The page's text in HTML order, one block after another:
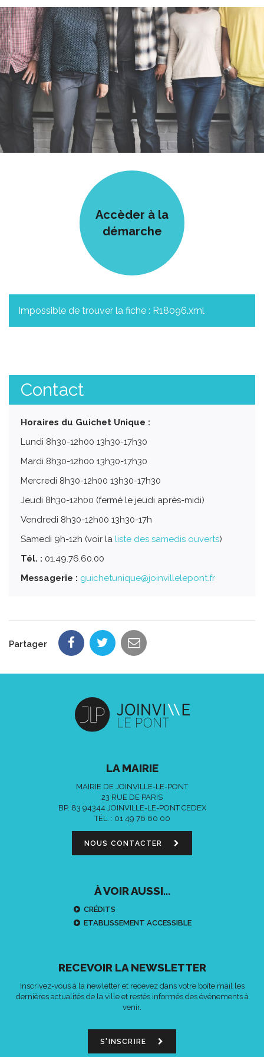
Accèder à la
démarche
Impossible de trouver la fiche : R18096.xml
Contact
Horaires du Guichet Unique :
Lundi 8h30-12h00 13h30-17h30
Mardi 8h30-12h00 13h30-17h30
Mercredi 8h30-12h00 13h30-17h30
Jeudi 8h30-12h00 (fermé le jeudi après-midi)
Vendredi 8h30-12h00 13h30-17h
Samedi 9h-12h (voir la liste des samedis ouverts)
Tél. : 01.49.76.60.00
Messagerie : guichetunique@joinvillelepont.fr
Partager
LA MAIRIE
MAIRIE DE JOINVILLE-LE-PONT
23 RUE DE PARIS
BP. 83 94344 JOINVILLE-LE-PONT CEDEX
TÉL. : 01 49 76 60 00
NOUS CONTACTER
À VOIR AUSSI...
CRÉDITS
ETABLISSEMENT ACCESSIBLE
RECEVOIR LA NEWSLETTER
Inscrivez-vous à la newletter et recevez dans votre boîte mail les
dernières actualités de la ville et restés informés des événements à
venir.
S'INSCRIRE